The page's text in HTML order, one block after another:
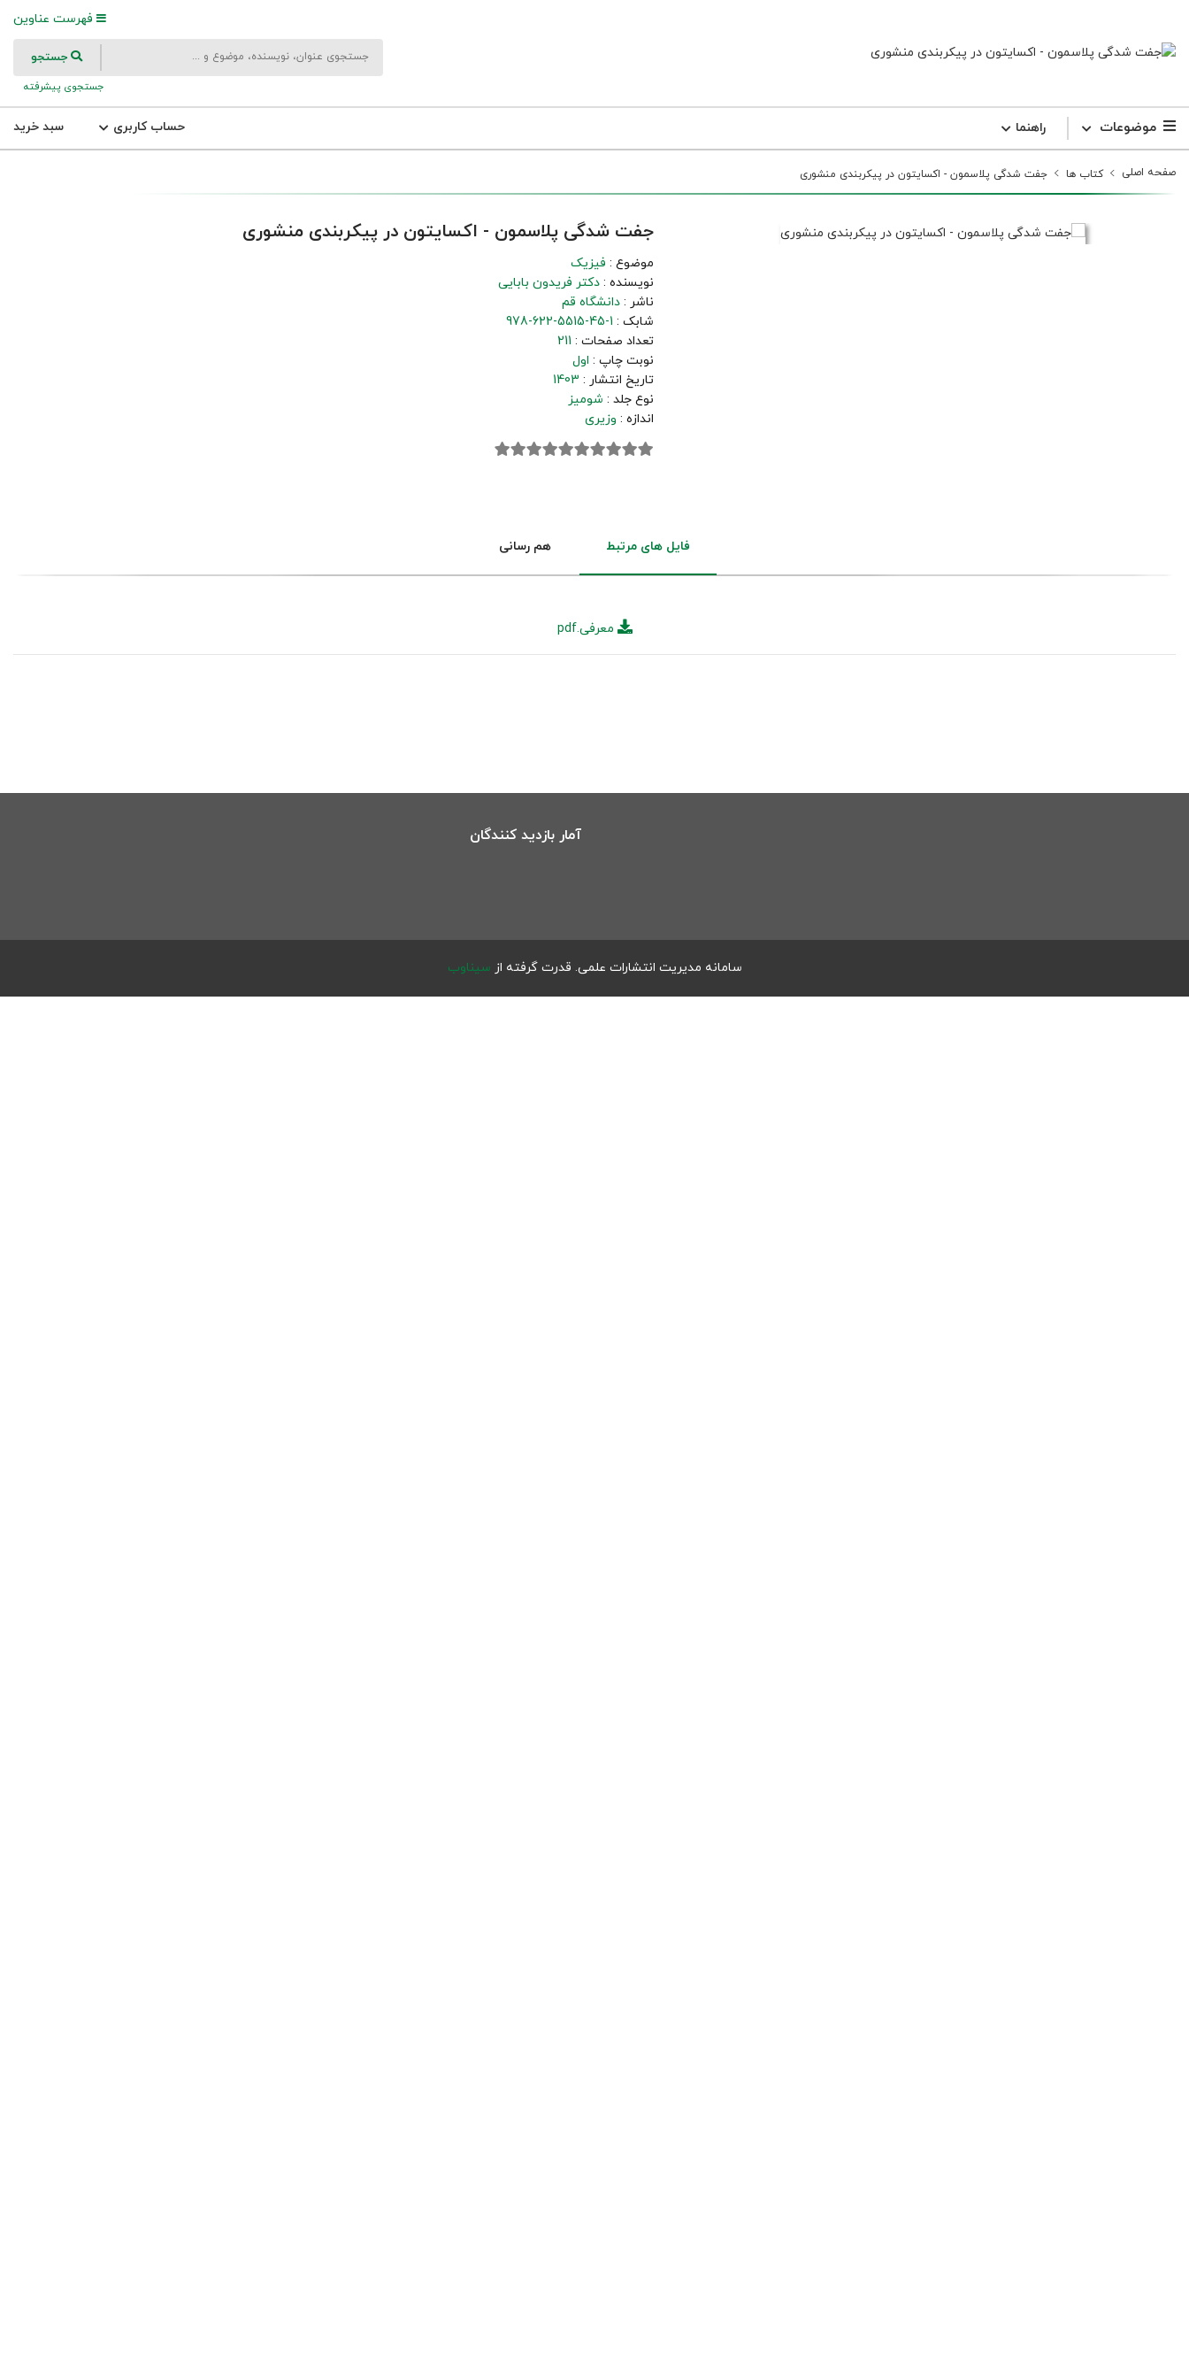
فهرست عناوین
جستجو
جستجوی پیشرفته
موضوعات راهنما حساب کاربری سبد خرید
صفحه اصلی کتاب ها جفت شدگی پلاسمون - اکسایتون در پیکربندی منشوری
جفت شدگی پلاسمون - اکسایتون در پیکربندی منشوری
موضوع : فیزیک
نویسنده : دکتر فریدون بابایی
ناشر : دانشگاه قم
شابک : 978-622-5515-45-1
تعداد صفحات : 211
نوبت چاپ : اول
تاریخ انتشار : 1403
نوع جلد : شومیز
اندازه : وزیری
فایل های مرتبط هم رسانی
معرفی.pdf
آمار بازدید کنندگان
سامانه مدیریت انتشارات علمی. قدرت گرفته از سیناوب